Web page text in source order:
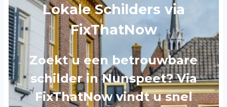
Lokale Schilders via
FixThatNow
Zoekt u een betrouwbare
schilder in Nunspeet? Via
FixThatNow vindt u snel